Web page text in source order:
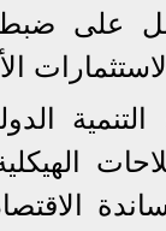
على ضبط